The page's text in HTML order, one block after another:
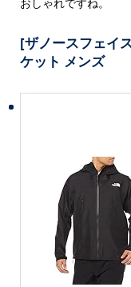
[ザノースフェイ
ケット メンズ